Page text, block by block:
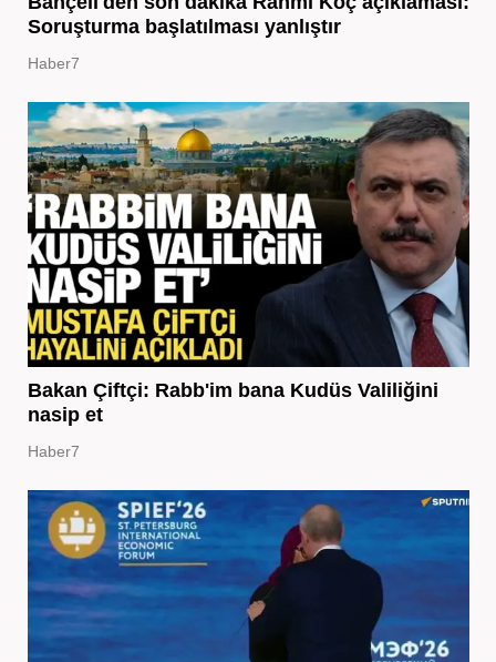
Soruşturma başlatılması yanlıştır
Haber7
Bakan Çiftçi: Rabb'im bana Kudüs Valiliğini
nasip et
Haber7